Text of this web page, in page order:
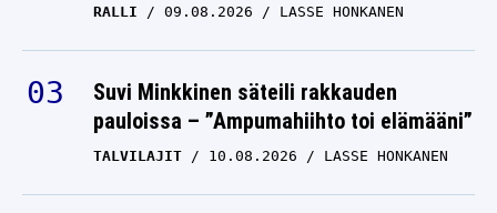
Suvi Minkkinen säteili rakkauden
pauloissa – ”Ampumahiihto toi elämääni”
TALVILAJIT 10.08.2026 LASSE HONKANEN
Lähipiiristä tipahti vihje Patrik Laineen